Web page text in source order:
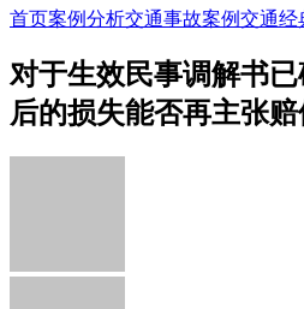
首页案例分析交通事故案例交通经
对于生效民事调解书
后的损失能否再主张赔